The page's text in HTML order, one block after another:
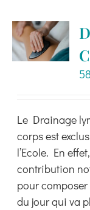
Le Drainage
corps est
l’Ecole. En
contribution
pour
du jour qui va